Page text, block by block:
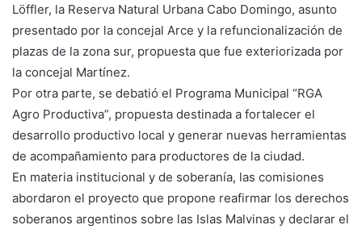
Löffler, la Reserva Natural Urbana Cabo Domingo, asunto
presentado por la concejal Arce y la refuncionalización de
plazas de la zona sur, propuesta que fue exteriorizada por
la concejal Martínez.
Por otra parte, se debatió el Programa Municipal “RGA
Agro Productiva”, propuesta destinada a fortalecer el
desarrollo productivo local y generar nuevas herramientas
de acompañamiento para productores de la ciudad.
En materia institucional y de soberanía, las comisiones
abordaron el proyecto que propone reafirmar los derechos
soberanos argentinos sobre las Islas Malvinas y declarar el